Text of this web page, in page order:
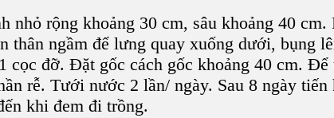
nhỏ rộng khoảng 30 cm, sâu khoảng 40
thân ngầm để lưng quay xuống dưới, bụng
cọc đỡ. Đặt gốc cách gốc khoảng 40 cm.
rễ. Tưới nước 2 lần/ ngày. Sau 8 ngày
khi đem đi trồng.